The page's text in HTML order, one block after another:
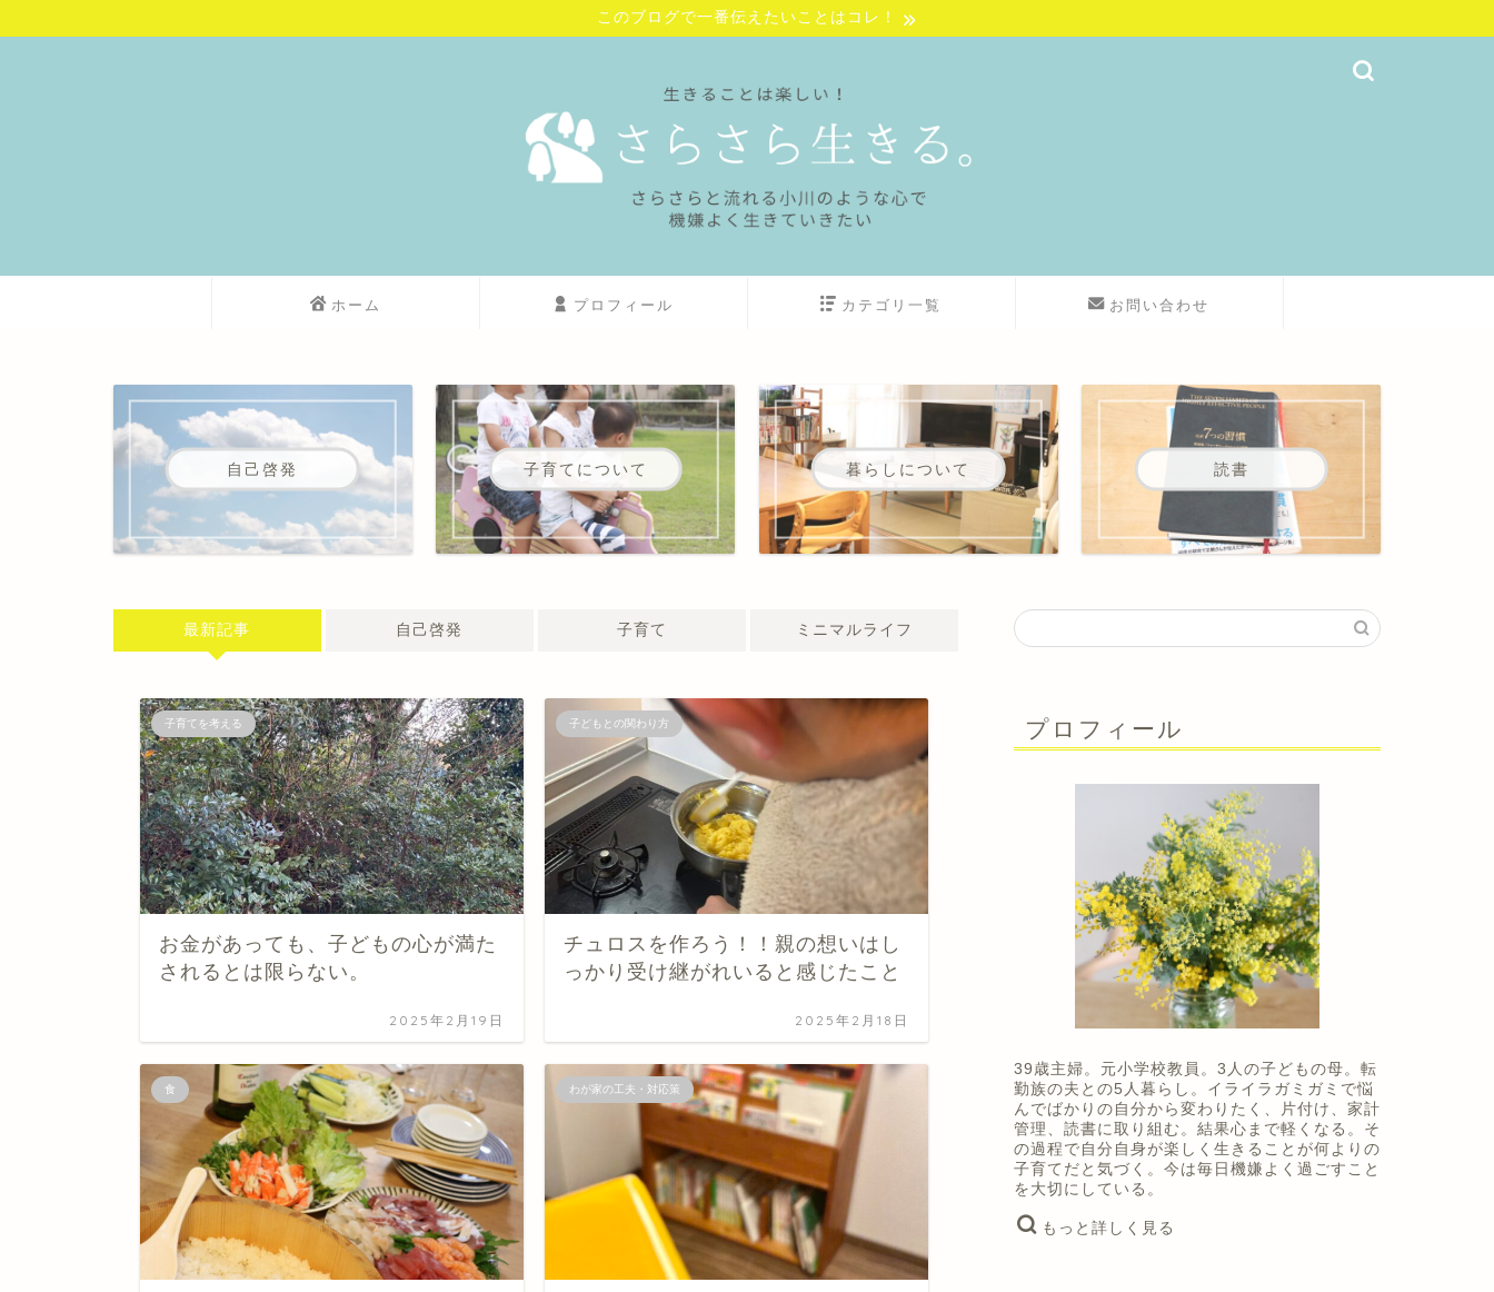
このブログで一番伝えたいことはコレ！
ホーム プロフィール カテゴリ一覧 お問い合わせ
自己啓発 子育てについて 暮らしについて 読書
最新記事 自己啓発 子育て ミニマルライフ
子育てを考える
お金があっても、子どもの心が満た
されるとは限らない。
2025年2月19日
子どもとの関わり方
チュロスを作ろう！！親の想いはし
っかり受け継がれいると感じたこと
2025年2月18日
食 わが家の工夫・対応策
経験から学んだよりよい生き方
６年前の娘の「学校行きたくない」
が、今仕事で役に立っています。
プロフィール
39歳主婦。元小学校教員。3人の子どもの母。転
勤族の夫との5人暮らし。イライラガミガミで悩
んでばかりの自分から変わりたく、片付け、家計
管理、読書に取り組む。結果心まで軽くなる。そ
の過程で自分自身が楽しく生きることが何よりの
子育てだと気づく。今は毎日機嫌よく過ごすこと
を大切にしている。
もっと詳しく見る